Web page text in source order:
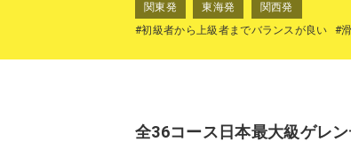
関東発 東海発
関西発
#初級者から上級者までバランスが良い
#
全36コース日本最大級ゲレ